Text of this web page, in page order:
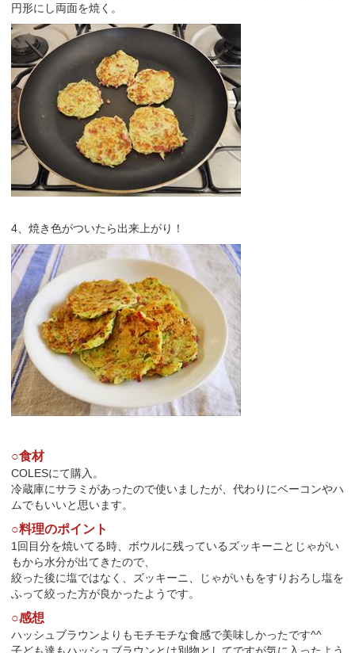
円形にし両面を焼く。
4、焼き色がついたら出来上がり！
○食材
COLESにて購入。
冷蔵庫にサラミがあったので使いましたが、代わりにベーコンやハ
ムでもいいと思います。
○料理のポイント
1回目分を焼いてる時、ボウルに残っているズッキーニとじゃがい
もから水分が出てきたので、
絞った後に塩ではなく、ズッキーニ、じゃがいもをすりおろし塩を
ふって絞った方が良かったようです。
○感想
ハッシュブラウンよりもモチモチな食感で美味しかったです^^
子ども達もハッシュブラウンとは別物としてですが気に入ったよう